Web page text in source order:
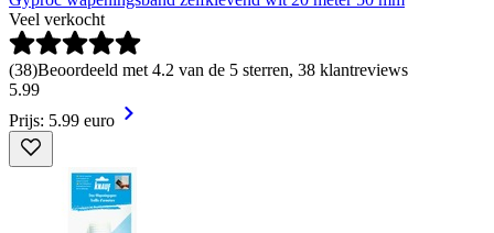
Veel verkocht
(38)Beoordeeld met 4.2 van de 5 sterren, 38 klantreviews
5.99
Prijs: 5.99 euro